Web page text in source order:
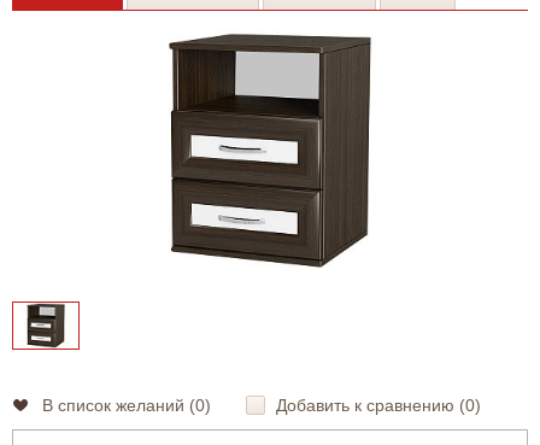
В список желаний (0) Добавить к сравнению (0)